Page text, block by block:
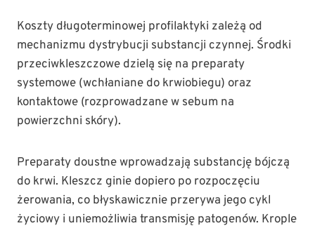
Koszty długoterminowej profilaktyki zależą od
mechanizmu dystrybucji substancji czynnej. Środki
przeciwkleszczowe dzielą się na preparaty
systemowe (wchłaniane do krwiobiegu) oraz
kontaktowe (rozprowadzane w sebum na
powierzchni skóry).
Preparaty doustne wprowadzają substancję bójczą
do krwi. Kleszcz ginie dopiero po rozpoczęciu
żerowania, co błyskawicznie przerywa jego cykl
życiowy i uniemożliwia transmisję patogenów. Krople